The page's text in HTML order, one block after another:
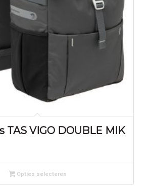
TAS VIGO DOUBLE MIK
Opties selecteren